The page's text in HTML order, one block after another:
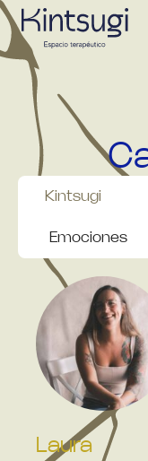
Kintsugi
Emociones
Laura